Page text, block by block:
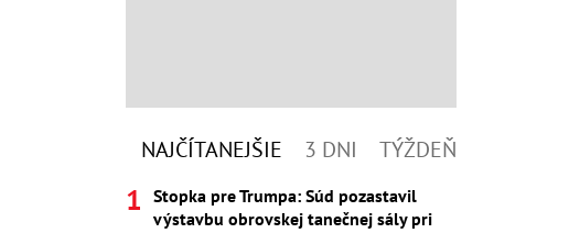
NAJČÍTANEJŠIE 3 DNI TÝŽDEŇ
Stopka pre Trumpa: Súd pozastavil
výstavbu obrovskej tanečnej sály pri